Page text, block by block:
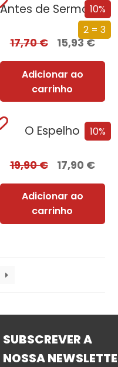
10%
2 = 3
Antes de Sermos Vossos
17,70€ 15,93€
Adicionar ao
carrinho
10%
O Espelho
19,90€ 17,90 €
Adicionar ao
carrinho
SUBSCREVER A
NOSSA